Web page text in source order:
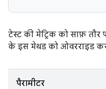
टेस्ट की मेट्रिक को साफ़ तौर
के इस मेथड को ओवरराइड
पैरामीटर